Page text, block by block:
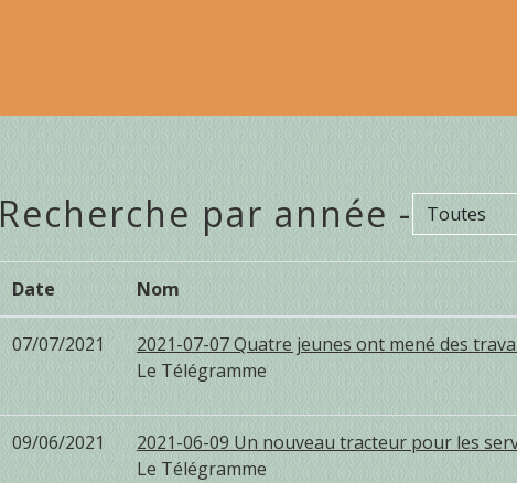
Recherche par année - Toutes
Date Nom
07/07/2021
2021-07-07 Quatre jeunes ont mené des
Le Télégramme
09/06/2021
2021-06-09 Un nouveau tracteur pour les
Le Télégramme